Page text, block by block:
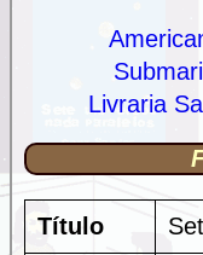
Livraria
Título